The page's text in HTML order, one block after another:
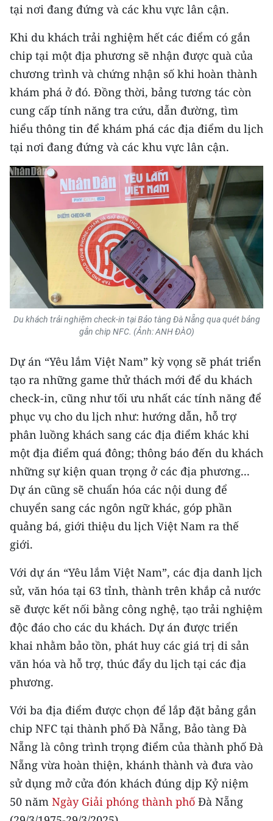
TIN MỚI
TIN ĐỊA PHƯƠNG
Trung du và miền núi phía Bắc
Đồng bằng sông Hồng
Bắc Trung Bộ
Duyên hải Nam Trung Bộ và Tây
Nguyên
Đông Nam Bộ
Đồng bằng sông Cửu Long
Chuyên trang Hà Nội
Chuyên trang TP. Hồ Chí Minh
CHUYÊN ĐỀ
CÁC CHUYÊN TRANG
VỀ BÁO NHÂN DÂN
THỜI NAY
NHÂN DÂN CUỐI TUẦN
NHÂN DÂN HẰNG THÁNG
MUA BÁO
ĐỌC BÁO IN
ENGLISH
中文
FRANÇAIS
РУССКИЙ
ESPAÑOL
tại nơi đang đứng và các khu vực lân cận.
Khi du khách trải nghiệm hết các điểm có gắn
chip tại một địa phương sẽ nhận được quà của
chương trình và chứng nhận số khi hoàn thành
khám phá ở đó. Đồng thời, bảng tương tác còn
cung cấp tính năng tra cứu, dẫn đường, tìm
hiểu thông tin để khám phá các địa điểm du lịch
tại nơi đang đứng và các khu vực lân cận.
Du khách trải nghiệm check-in tại Bảo tàng Đà Nẵng qua quét bảng
gắn chip NFC. (Ảnh: ANH ĐÀO)
Dự án “Yêu lắm Việt Nam” kỳ vọng sẽ phát triển
tạo ra những game thử thách mới để du khách
check-in, cũng như tối ưu nhất các tính năng để
phục vụ cho du lịch như: hướng dẫn, hỗ trợ
phân luồng khách sang các địa điểm khác khi
một địa điểm quá đông; thông báo đến du khách
những sự kiện quan trọng ở các địa phương...
Dự án cũng sẽ chuẩn hóa các nội dung để
chuyển sang các ngôn ngữ khác, góp phần
quảng bá, giới thiệu du lịch Việt Nam ra thế
giới.
Với dự án “Yêu lắm Việt Nam”, các địa danh lịch
sử, văn hóa tại 63 tỉnh, thành trên khắp cả nước
sẽ được kết nối bằng công nghệ, tạo trải nghiệm
độc đáo cho các du khách. Dự án được triển
khai nhằm bảo tồn, phát huy các giá trị di sản
văn hóa và hỗ trợ, thúc đẩy du lịch tại các địa
phương.
Với ba địa điểm được chọn để lắp đặt bảng gắn
chip NFC tại thành phố Đà Nẵng, Bảo tàng Đà
Nẵng là công trình trọng điểm của thành phố Đà
Nẵng vừa hoàn thiện, khánh thành và đưa vào
sử dụng mở cửa đón khách đúng dịp Kỷ niệm
50 năm Ngày Giải phóng thành phố Đà Nẵng